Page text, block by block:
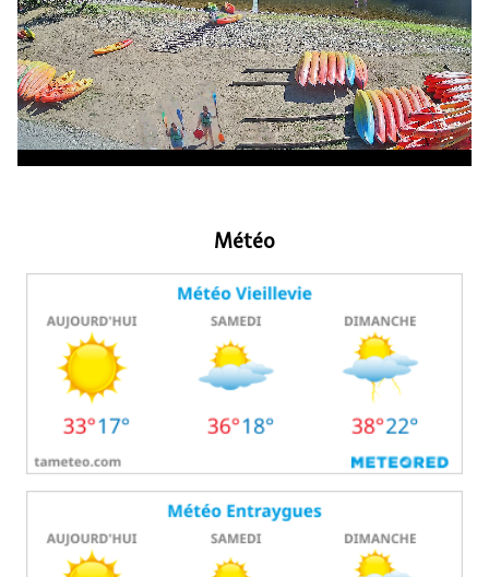
Météo